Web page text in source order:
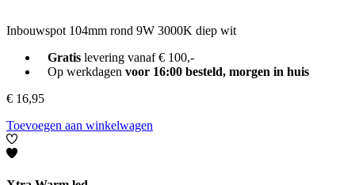
Inbouwspot 104mm rond 9W 3000K diep wit
Gratislevering vanaf € 100,-
Op werkdagen voor 16:00 besteld, morgen in huis
€ 16,95
Toevoegen aan winkelwagen